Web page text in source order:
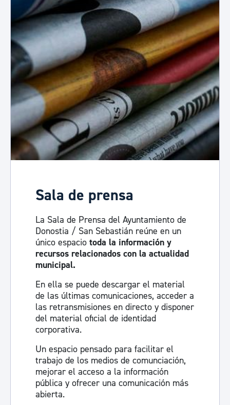
Sala de prensa
La Sala de Prensa del Ayuntamiento de
Donostia / San Sebastián reúne en un
único espacio toda la información y
recursos relacionados con la actualidad
municipal.
En ella se puede descargar el material
de las últimas comunicaciones, acceder a
las retransmisiones en directo y disponer
del material oficial de identidad
corporativa.
Un espacio pensado para facilitar el
trabajo de los medios de comunciación,
mejorar el acceso a la información
pública y ofrecer una comunicación más
abierta.